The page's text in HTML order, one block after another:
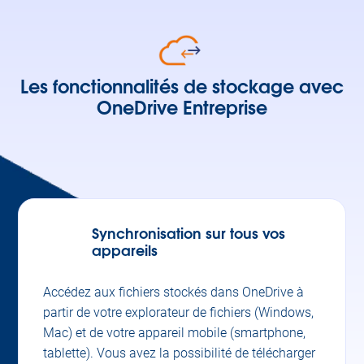
Les fonctionnalités de stockage avec
OneDrive Entreprise
Synchronisation sur tous vos
appareils
Accédez aux fichiers stockés dans OneDrive à
partir de votre explorateur de fichiers (Windows,
Mac) et de votre appareil mobile (smartphone,
tablette). Vous avez la possibilité de télécharger